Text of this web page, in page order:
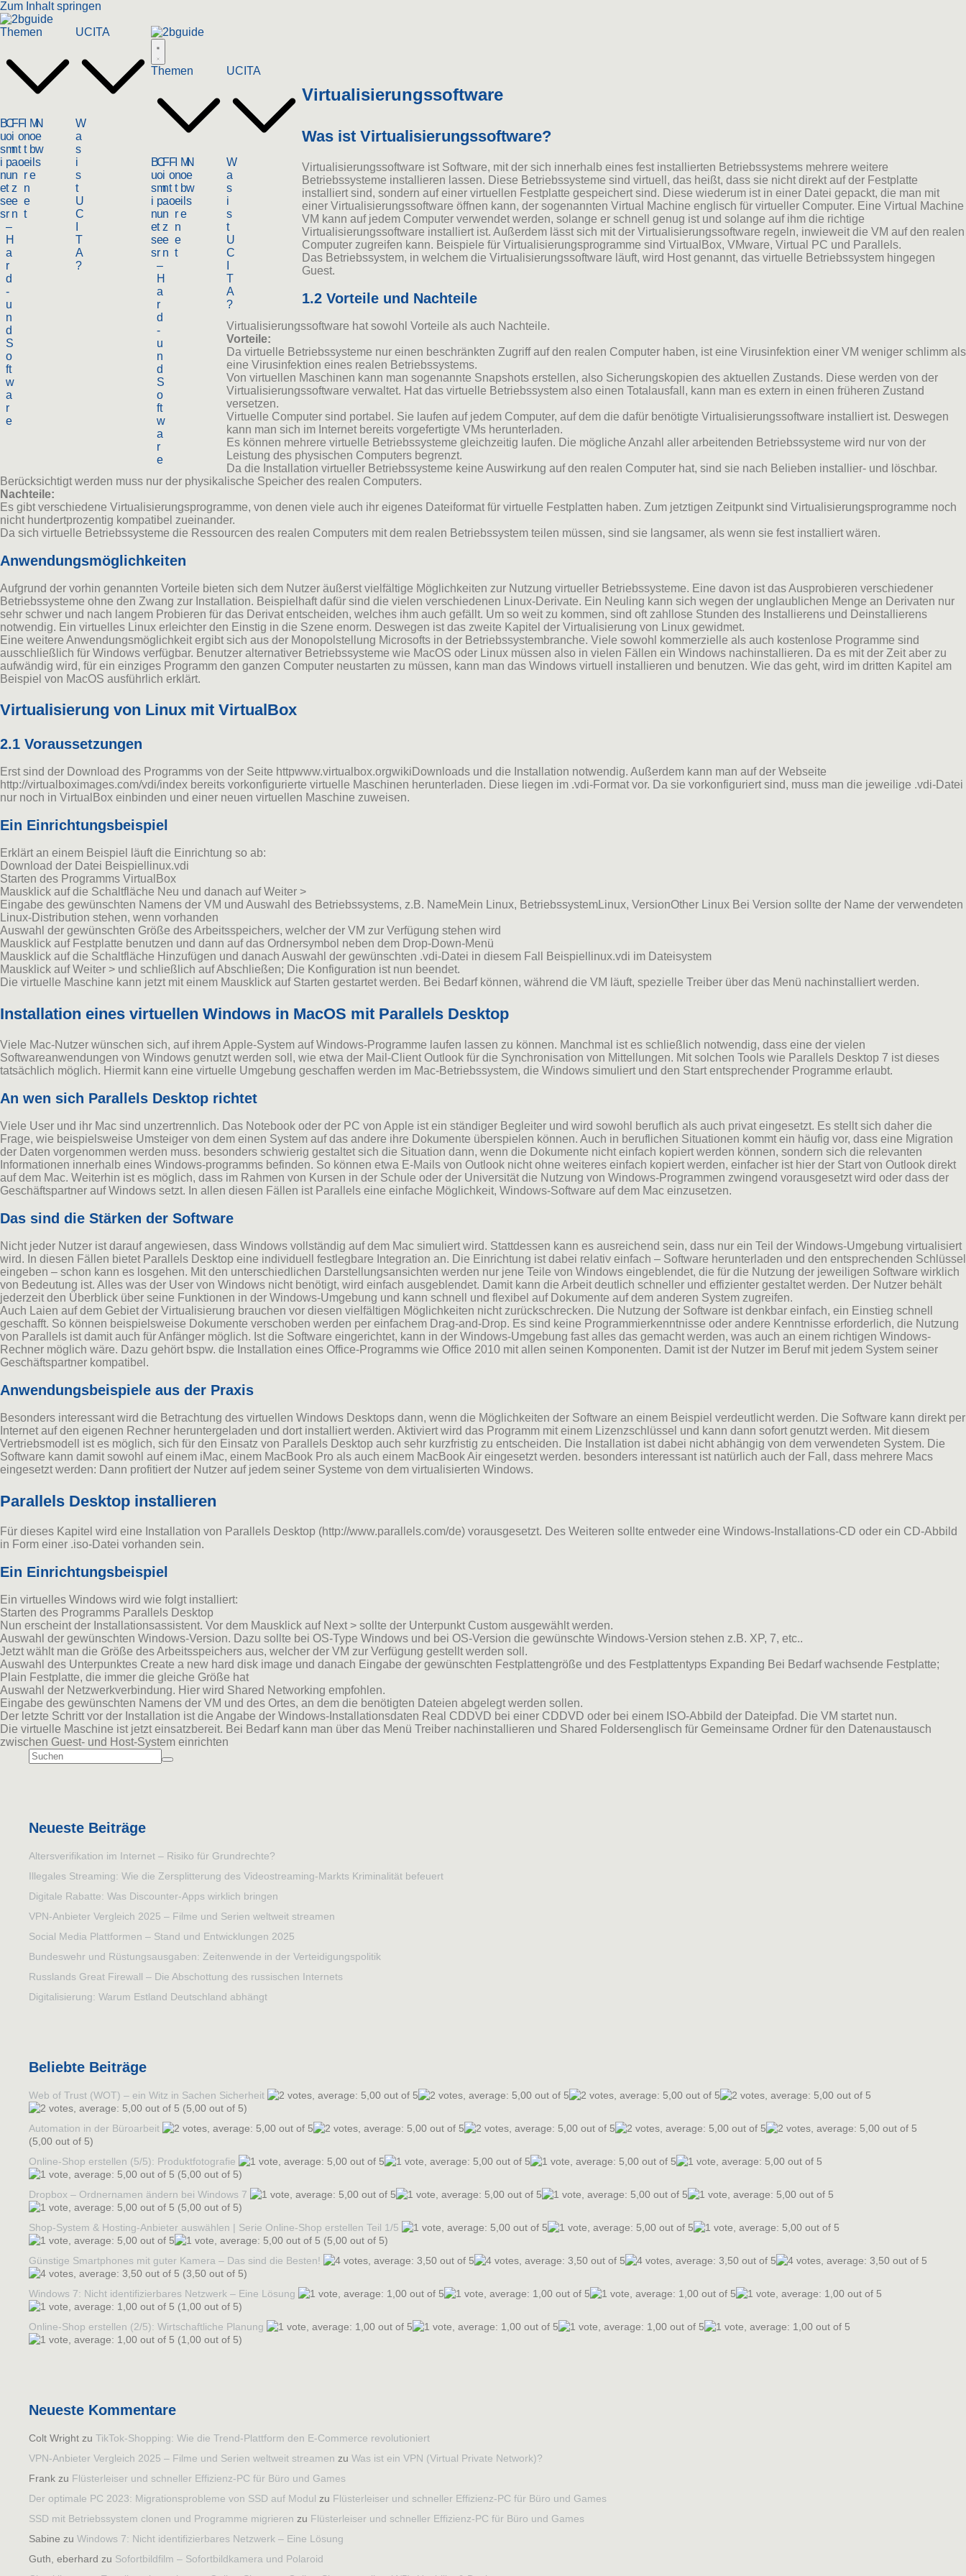
Zum Inhalt springen
Themen
B
u
s
i
n
e
s
s
C
o
m
p
u
t
e
r
–
H
a
r
d
-
u
n
d
S
o
ft
w
a
r
e
F
i
n
a
n
z
e
n
F
o
t
o
I
n
t
e
r
n
e
t
M
o
b
il
e
N
e
w
s
UCITA
W
a
s
i
s
t
U
C
T
A
?
Themen
B
u
s
i
n
e
s
s
C
o
m
p
u
t
e
r
–
H
a
r
d
-
u
n
d
S
o
ft
w
a
r
e
F
i
n
a
n
z
e
n
F
o
t
o
I
n
t
e
r
n
e
t
M
o
b
il
e
N
e
w
s
UCITA
W
a
s
i
s
t
U
C
T
A
?
Virtualisierungssoftware
Was ist Virtualisierungssoftware?
Virtualisierungssoftware ist Software, mit der sich innerhalb eines fest installierten Betriebssystems mehrere weitere
Betriebssysteme installieren lassen. Diese Betriebssysteme sind virtuell, das heißt, dass sie nicht direkt auf der Festplatte
installiert sind, sondern auf einer virtuellen Festplatte gespeichert sind. Diese wiederum ist in einer Datei gepackt, die man mit
einer Virtualisierungssoftware öffnen kann, der sogenannten Virtual Machine englisch für virtueller Computer. Eine Virtual Machine
VM kann auf jedem Computer verwendet werden, solange er schnell genug ist und solange auf ihm die richtige
Virtualisierungssoftware installiert ist. Außerdem lässt sich mit der Virtualisierungssoftware regeln, inwieweit die VM auf den realen
Computer zugreifen kann. Beispiele für Virtualisierungsprogramme sind VirtualBox, VMware, Virtual PC und Parallels.
Das Betriebssystem, in welchem die Virtualisierungssoftware läuft, wird Host genannt, das virtuelle Betriebssystem hingegen
Guest.
1.2 Vorteile und Nachteile
Virtualisierungssoftware hat sowohl Vorteile als auch Nachteile.
Vorteile:
Da virtuelle Betriebssysteme nur einen beschränkten Zugriff auf den realen Computer haben, ist eine Virusinfektion einer VM weniger schlimm als
eine Virusinfektion eines realen Betriebssystems.
Von virtuellen Maschinen kann man sogenannte Snapshots erstellen, also Sicherungskopien des aktuellen Zustands. Diese werden von der
Virtualisierungssoftware verwaltet. Hat das virtuelle Betriebssystem also einen Totalausfall, kann man es extern in einen früheren Zustand
versetzen.
Virtuelle Computer sind portabel. Sie laufen auf jedem Computer, auf dem die dafür benötigte Virtualisierungssoftware installiert ist. Deswegen
kann man sich im Internet bereits vorgefertigte VMs herunterladen.
Es können mehrere virtuelle Betriebssysteme gleichzeitig laufen. Die mögliche Anzahl aller arbeitenden Betriebssysteme wird nur von der
Leistung des physischen Computers begrenzt.
Da die Installation virtueller Betriebssysteme keine Auswirkung auf den realen Computer hat, sind sie nach Belieben installier- und löschbar.
Berücksichtigt werden muss nur der physikalische Speicher des realen Computers.
Nachteile:
Es gibt verschiedene Virtualisierungsprogramme, von denen viele auch ihr eigenes Dateiformat für virtuelle Festplatten haben. Zum jetztigen Zeitpunkt sind Virtualisierungsprogramme noch
nicht hundertprozentig kompatibel zueinander.
Da sich virtuelle Betriebssysteme die Ressourcen des realen Computers mit dem realen Betriebssystem teilen müssen, sind sie langsamer, als wenn sie fest installiert wären.
Anwendungsmöglichkeiten
Aufgrund der vorhin genannten Vorteile bieten sich dem Nutzer äußerst vielfältige Möglichkeiten zur Nutzung virtueller Betriebssysteme. Eine davon ist das Ausprobieren verschiedener
Betriebssysteme ohne den Zwang zur Installation. Beispielhaft dafür sind die vielen verschiedenen Linux-Derivate. Ein Neuling kann sich wegen der unglaublichen Menge an Derivaten nur
sehr schwer und nach langem Probieren für das Derivat entscheiden, welches ihm auch gefällt. Um so weit zu kommen, sind oft zahllose Stunden des Installierens und Deinstallierens
notwendig. Ein virtuelles Linux erleichter den Einstig in die Szene enorm. Deswegen ist das zweite Kapitel der Virtualisierung von Linux gewidmet.
Eine weitere Anwendungsmöglichkeit ergibt sich aus der Monopolstellung Microsofts in der Betriebssystembranche. Viele sowohl kommerzielle als auch kostenlose Programme sind
ausschließlich für Windows verfügbar. Benutzer alternativer Betriebssysteme wie MacOS oder Linux müssen also in vielen Fällen ein Windows nachinstallieren. Da es mit der Zeit aber zu
aufwändig wird, für ein einziges Programm den ganzen Computer neustarten zu müssen, kann man das Windows virtuell installieren und benutzen. Wie das geht, wird im dritten Kapitel am
Beispiel von MacOS ausführlich erklärt.
Virtualisierung von Linux mit VirtualBox
2.1 Voraussetzungen
Erst sind der Download des Programms von der Seite httpwww.virtualbox.orgwikiDownloads und die Installation notwendig. Außerdem kann man auf der Webseite
http://virtualboximages.com/vdi/index bereits vorkonfigurierte virtuelle Maschinen herunterladen. Diese liegen im .vdi-Format vor. Da sie vorkonfiguriert sind, muss man die jeweilige .vdi-Datei
nur noch in VirtualBox einbinden und einer neuen virtuellen Maschine zuweisen.
Ein Einrichtungsbeispiel
Erklärt an einem Beispiel läuft die Einrichtung so ab:
Download der Datei Beispiellinux.vdi
Starten des Programms VirtualBox
Mausklick auf die Schaltfläche Neu und danach auf Weiter >
Eingabe des gewünschten Namens der VM und Auswahl des Betriebssystems, z.B. NameMein Linux, BetriebssystemLinux, VersionOther Linux Bei Version sollte der Name der verwendeten
Linux-Distribution stehen, wenn vorhanden
Auswahl der gewünschten Größe des Arbeitsspeichers, welcher der VM zur Verfügung stehen wird
Mausklick auf Festplatte benutzen und dann auf das Ordnersymbol neben dem Drop-Down-Menü
Mausklick auf die Schaltfläche Hinzufügen und danach Auswahl der gewünschten .vdi-Datei in diesem Fall Beispiellinux.vdi im Dateisystem
Mausklick auf Weiter > und schließlich auf Abschließen; Die Konfiguration ist nun beendet.
Die virtuelle Maschine kann jetzt mit einem Mausklick auf Starten gestartet werden. Bei Bedarf können, während die VM läuft, spezielle Treiber über das Menü nachinstalliert werden.
Installation eines virtuellen Windows in MacOS mit Parallels Desktop
Viele Mac-Nutzer wünschen sich, auf ihrem Apple-System auf Windows-Programme laufen lassen zu können. Manchmal ist es schließlich notwendig, dass eine der vielen
Softwareanwendungen von Windows genutzt werden soll, wie etwa der Mail-Client Outlook für die Synchronisation von Mittellungen. Mit solchen Tools wie Parallels Desktop 7 ist dieses
tatsächlich möglich. Hiermit kann eine virtuelle Umgebung geschaffen werden im Mac-Betriebssystem, die Windows simuliert und den Start entsprechender Programme erlaubt.
An wen sich Parallels Desktop richtet
Viele User und ihr Mac sind unzertrennlich. Das Notebook oder der PC von Apple ist ein ständiger Begleiter und wird sowohl beruflich als auch privat eingesetzt. Es stellt sich daher die
Frage, wie beispielsweise Umsteiger von dem einen System auf das andere ihre Dokumente überspielen können. Auch in beruflichen Situationen kommt ein häufig vor, dass eine Migration
der Daten vorgenommen werden muss. besonders schwierig gestaltet sich die Situation dann, wenn die Dokumente nicht einfach kopiert werden können, sondern sich die relevanten
Informationen innerhalb eines Windows-programms befinden. So können etwa E-Mails von Outlook nicht ohne weiteres einfach kopiert werden, einfacher ist hier der Start von Outlook direkt
auf dem Mac. Weiterhin ist es möglich, dass im Rahmen von Kursen in der Schule oder der Universität die Nutzung von Windows-Programmen zwingend vorausgesetzt wird oder dass der
Geschäftspartner auf Windows setzt. In allen diesen Fällen ist Parallels eine einfache Möglichkeit, Windows-Software auf dem Mac einzusetzen.
Das sind die Stärken der Software
Nicht jeder Nutzer ist darauf angewiesen, dass Windows vollständig auf dem Mac simuliert wird. Stattdessen kann es ausreichend sein, dass nur ein Teil der Windows-Umgebung virtualisiert
wird. In diesen Fällen bietet Parallels Desktop eine individuell festlegbare Integration an. Die Einrichtung ist dabei relativ einfach – Software herunterladen und den entsprechenden Schlüssel
eingeben – schon kann es losgehen. Mit den unterschiedlichen Darstellungsansichten werden nur jene Teile von Windows eingeblendet, die für die Nutzung der jeweiligen Software wirklich
von Bedeutung ist. Alles was der User von Windows nicht benötigt, wird einfach ausgeblendet. Damit kann die Arbeit deutlich schneller und effizienter gestaltet werden. Der Nutzer behält
jederzeit den Überblick über seine Funktionen in der Windows-Umgebung und kann schnell und flexibel auf Dokumente auf dem anderen System zugreifen.
Auch Laien auf dem Gebiet der Virtualisierung brauchen vor diesen vielfältigen Möglichkeiten nicht zurückschrecken. Die Nutzung der Software ist denkbar einfach, ein Einstieg schnell
geschafft. So können beispielsweise Dokumente verschoben werden per einfachem Drag-and-Drop. Es sind keine Programmierkenntnisse oder andere Kenntnisse erforderlich, die Nutzung
von Parallels ist damit auch für Anfänger möglich. Ist die Software eingerichtet, kann in der Windows-Umgebung fast alles das gemacht werden, was auch an einem richtigen Windows-
Rechner möglich wäre. Dazu gehört bspw. die Installation eines Office-Programms wie Office 2010 mit allen seinen Komponenten. Damit ist der Nutzer im Beruf mit jedem System seiner
Geschäftspartner kompatibel.
Anwendungsbeispiele aus der Praxis
Besonders interessant wird die Betrachtung des virtuellen Windows Desktops dann, wenn die Möglichkeiten der Software an einem Beispiel verdeutlicht werden. Die Software kann direkt per
Internet auf den eigenen Rechner heruntergeladen und dort installiert werden. Aktiviert wird das Programm mit einem Lizenzschlüssel und kann dann sofort genutzt werden. Mit diesem
Vertriebsmodell ist es möglich, sich für den Einsatz von Parallels Desktop auch sehr kurzfristig zu entscheiden. Die Installation ist dabei nicht abhängig von dem verwendeten System. Die
Software kann damit sowohl auf einem iMac, einem MacBook Pro als auch einem MacBook Air eingesetzt werden. besonders interessant ist natürlich auch der Fall, dass mehrere Macs
eingesetzt werden: Dann profitiert der Nutzer auf jedem seiner Systeme von dem virtualisierten Windows.
Parallels Desktop installieren
Für dieses Kapitel wird eine Installation von Parallels Desktop (http://www.parallels.com/de) vorausgesetzt. Des Weiteren sollte entweder eine Windows-Installations-CD oder ein CD-Abbild
in Form einer .iso-Datei vorhanden sein.
Ein Einrichtungsbeispiel
Ein virtuelles Windows wird wie folgt installiert:
Starten des Programms Parallels Desktop
Nun erscheint der Installationsassistent. Vor dem Mausklick auf Next > sollte der Unterpunkt Custom ausgewählt werden.
Auswahl der gewünschten Windows-Version. Dazu sollte bei OS-Type Windows und bei OS-Version die gewünschte Windows-Version stehen z.B. XP, 7, etc..
Jetzt wählt man die Größe des Arbeitsspeichers aus, welcher der VM zur Verfügung gestellt werden soll.
Auswahl des Unterpunktes Create a new hard disk image und danach Eingabe der gewünschten Festplattengröße und des Festplattentyps Expanding Bei Bedarf wachsende Festplatte;
Plain Festplatte, die immer die gleiche Größe hat
Auswahl der Netzwerkverbindung. Hier wird Shared Networking empfohlen.
Eingabe des gewünschten Namens der VM und des Ortes, an dem die benötigten Dateien abgelegt werden sollen.
Der letzte Schritt vor der Installation ist die Angabe der Windows-Installationsdaten Real CDDVD bei einer CDDVD oder bei einem ISO-Abbild der Dateipfad. Die VM startet nun.
Die virtuelle Maschine ist jetzt einsatzbereit. Bei Bedarf kann man über das Menü Treiber nachinstallieren und Shared Foldersenglisch für Gemeinsame Ordner für den Datenaustausch
zwischen Guest- und Host-System einrichten
Neueste Beiträge
Altersverifikation im Internet – Risiko für Grundrechte?
Illegales Streaming: Wie die Zersplitterung des Videostreaming-Markts Kriminalität befeuert
Digitale Rabatte: Was Discounter-Apps wirklich bringen
VPN-Anbieter Vergleich 2025 – Filme und Serien weltweit streamen
Social Media Plattformen – Stand und Entwicklungen 2025
Bundeswehr und Rüstungsausgaben: Zeitenwende in der Verteidigungspolitik
Russlands Great Firewall – Die Abschottung des russischen Internets
Digitalisierung: Warum Estland Deutschland abhängt
Beliebte Beiträge
Web of Trust (WOT) – ein Witz in Sachen Sicherheit
(5,00 out of 5)
Automation in der Büroarbeit
(5,00 out of 5)
Online-Shop erstellen (5/5): Produktfotografie
(5,00 out of 5)
Dropbox – Ordnernamen ändern bei Windows 7
(5,00 out of 5)
Shop-System & Hosting-Anbieter auswählen | Serie Online-Shop erstellen Teil 1/5
(5,00 out of 5)
Günstige Smartphones mit guter Kamera – Das sind die Besten!
(3,50 out of 5)
Windows 7: Nicht identifizierbares Netzwerk – Eine Lösung
(1,00 out of 5)
Online-Shop erstellen (2/5): Wirtschaftliche Planung
(1,00 out of 5)
Neueste Kommentare
Colt Wright zu TikTok-Shopping: Wie die Trend-Plattform den E-Commerce revolutioniert
VPN-Anbieter Vergleich 2025 – Filme und Serien weltweit streamen zu Was ist ein VPN (Virtual Private Network)?
Frank zu Flüsterleiser und schneller Effizienz-PC für Büro und Games
Der optimale PC 2023: Migrationsprobleme von SSD auf Modul zu Flüsterleiser und schneller Effizienz-PC für Büro und Games
SSD mit Betriebssystem clonen und Programme migrieren zu Flüsterleiser und schneller Effizienz-PC für Büro und Games
Sabine zu Windows 7: Nicht identifizierbares Netzwerk – Eine Lösung
Guth, eberhard zu Sofortbildfilm – Sofortbildkamera und Polaroid